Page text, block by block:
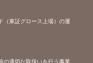
（東証グロース上場）の運
の適切な取扱いを行う事業